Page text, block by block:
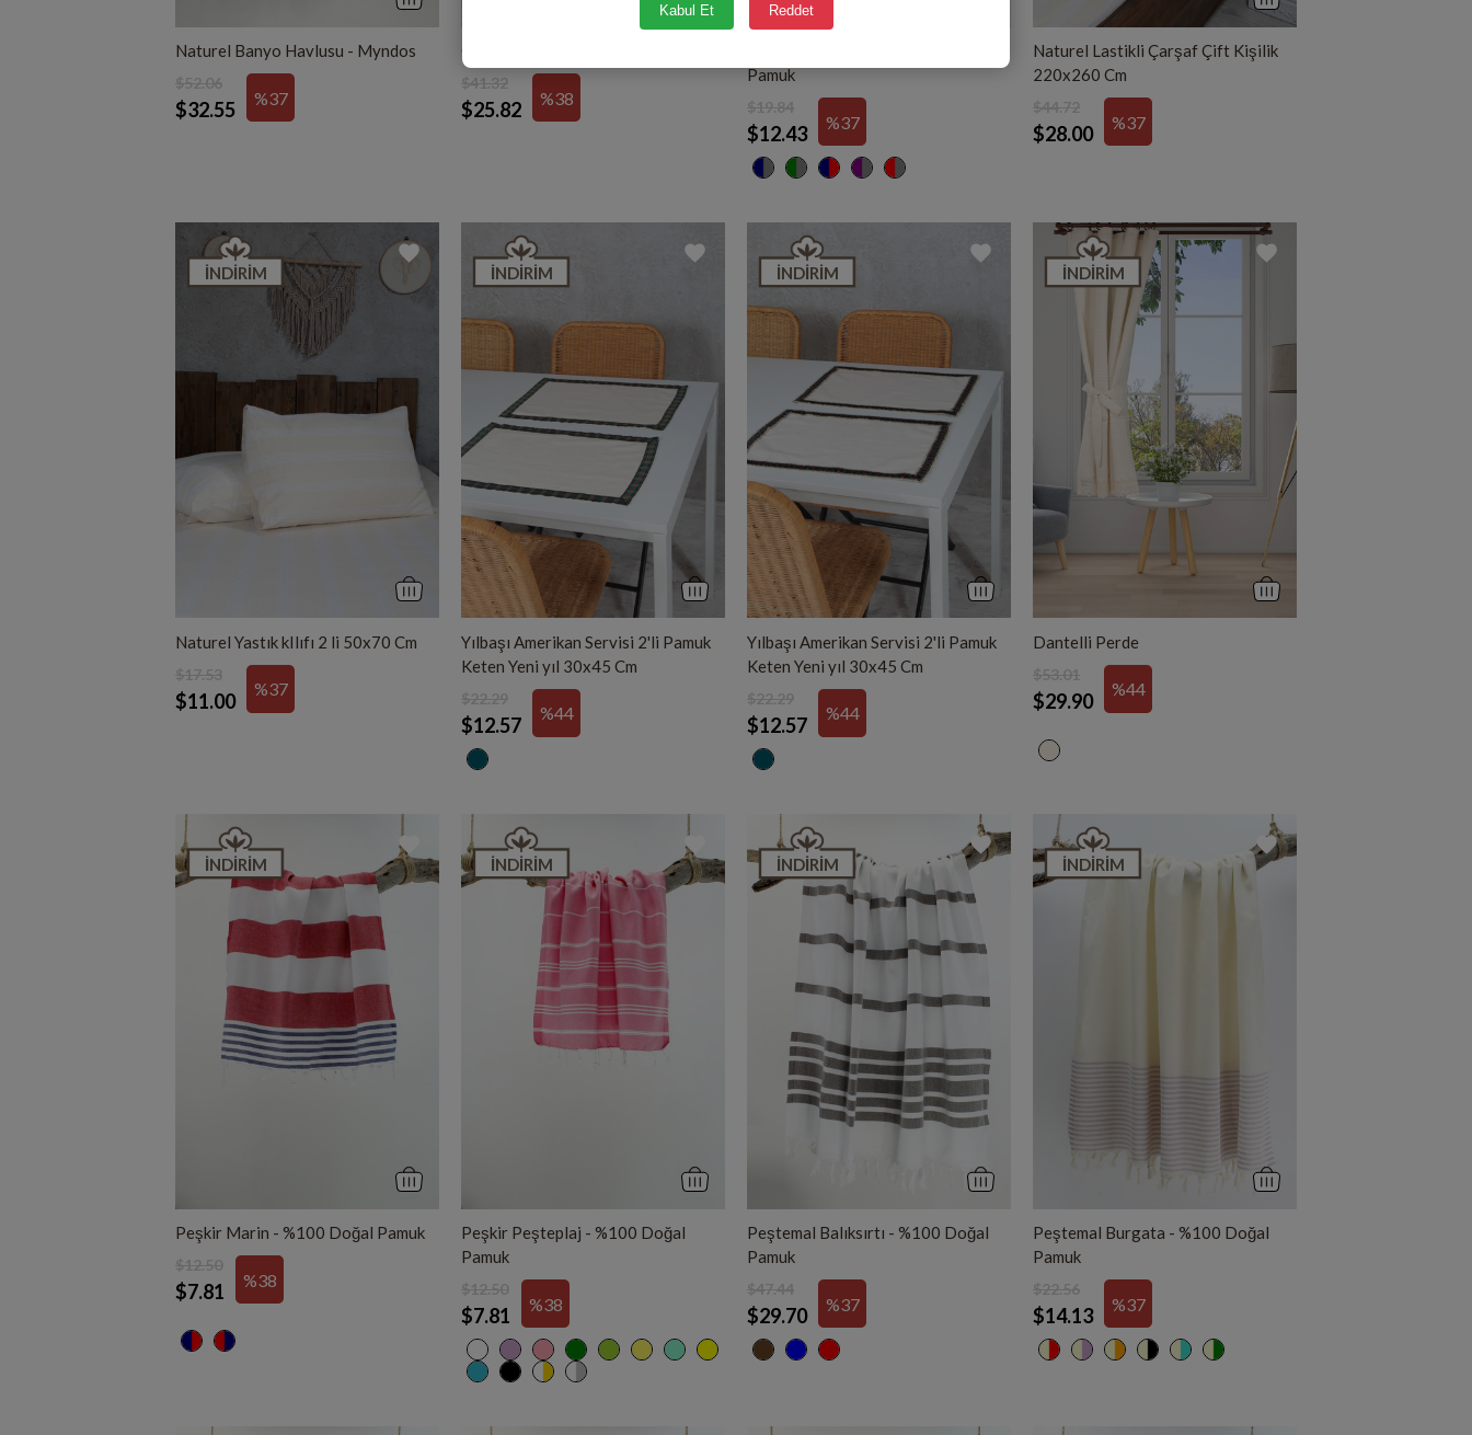
Naturel Banyo Havlusu - Myndos
$32.55
$52.06
%37
Orta Dantelli Runner 65x145 Cm
$25.82
$41.32
%38
Pamuk
$12.43 %37
Naturel Lastikli Çarşaf Çift Kişilik
220x260 Cm
$28.00 %37
Naturel Yastık kIlıfı 2 li 50x70 Cm
$11.00
$17.53
%37
İNDIRIM
Yılbaşı Amerikan Servisi 2'li Pamuk
Keten Yeni yıl 30x45 Cm
$12.57
$22.29
%44
İNDIRIM
Yılbaşı Amerikan Servisi 2'li Pamuk
Keten Yeni yıl 30x45 Cm
$12.57
$22.29
%44
İNDIRIM
Dantelli Perde
$29.90
$53.01
%44
İNDIRIM
Peşkir Marin - %100 Doğal Pamuk
$7.81
$12.50
%38
İNDIRIM
Peşkir Peşteplaj - %100 Doğal
Pamuk
$7.81
$12.50
%38
İNDIRIM
Peştemal Balıksırtı - %100 Doğal
Pamuk
$29.70
$47.44
%37
İNDIRIM
Peştemal Burgata - %100 Doğal
Pamuk
$14.13
$22.56
%37
İNDIRIM
Kabul Et Reddet